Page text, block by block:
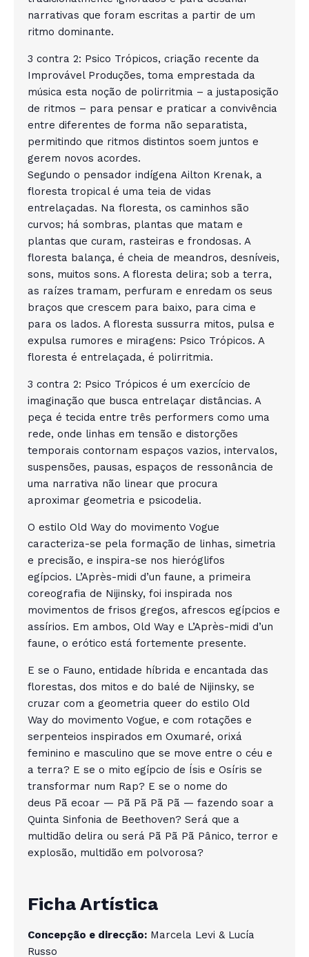
narrativas que foram escritas a partir de um
ritmo dominante.
3 contra 2: Psico Trópicos, criação recente da
Improvável Produções, toma emprestada da
música esta noção de polirritmia – a justaposição
de ritmos – para pensar e praticar a convivência
entre diferentes de forma não separatista,
permitindo que ritmos distintos soem juntos e
gerem novos acordes.
Segundo o pensador indígena Ailton Krenak, a
floresta tropical é uma teia de vidas
entrelaçadas. Na floresta, os caminhos são
curvos; há sombras, plantas que matam e
plantas que curam, rasteiras e frondosas. A
floresta balança, é cheia de meandros, desníveis,
sons, muitos sons. A floresta delira; sob a terra,
as raízes tramam, perfuram e enredam os seus
braços que crescem para baixo, para cima e
para os lados. A floresta sussurra mitos, pulsa e
expulsa rumores e miragens: Psico Trópicos. A
floresta é entrelaçada, é polirritmia.
3 contra 2: Psico Trópicos é um exercício de
imaginação que busca entrelaçar distâncias. A
peça é tecida entre três performers como uma
rede, onde linhas em tensão e distorções
temporais contornam espaços vazios, intervalos,
suspensões, pausas, espaços de ressonância de
uma narrativa não linear que procura
aproximar geometria e psicodelia.
O estilo Old Way do movimento Vogue
caracteriza-se pela formação de linhas, simetria
e precisão, e inspira-se nos hieróglifos
egípcios. L’Après-midi d’un faune, a primeira
coreografia de Nijinsky, foi inspirada nos
movimentos de frisos gregos, afrescos egípcios e
assírios. Em ambos, Old Way e L’Après-midi d’un
faune, o erótico está fortemente presente.
E se o Fauno, entidade híbrida e encantada das
florestas, dos mitos e do balé de Nijinsky, se
cruzar com a geometria queer do estilo Old
Way do movimento Vogue, e com rotações e
serpenteios inspirados em Oxumaré, orixá
feminino e masculino que se move entre o céu e
a terra? E se o mito egípcio de Ísis e Osíris se
transformar num Rap? E se o nome do
deus Pã ecoar — Pã Pã Pã Pã — fazendo soar a
Quinta Sinfonia de Beethoven? Será que a
multidão delira ou será Pã Pã Pã Pânico, terror e
explosão, multidão em polvorosa?
Ficha Artística
Concepção e direcção: Marcela Levi & Lucía
Russo